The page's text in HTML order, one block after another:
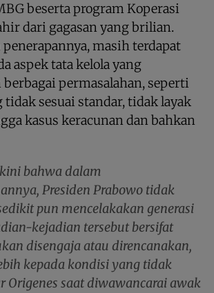
beserta program Koperasi
dari gagasan yang brilian.
masih terdapat
aspek tata kelola yang
permasalahan, seperti
tidak sesuai standar, tidak layak
kasus keracunan dan bahkan
bahwa dalam
Presiden Prabowo tidak
pun mencelakakan generasi
kejadian tersebut bersifat
disengaja atau direncanakan,
kepada kondisi yang tidak
Origenes saat diwawancarai awak